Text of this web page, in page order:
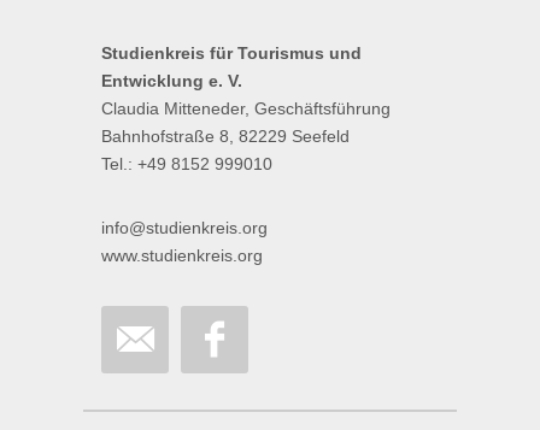
Studienkreis für Tourismus und
Entwicklung e. V.
Claudia Mitteneder, Geschäftsführung
Bahnhofstraße 8, 82229 Seefeld
Tel.: +49 8152 999010
info@studienkreis.org
www.studienkreis.org